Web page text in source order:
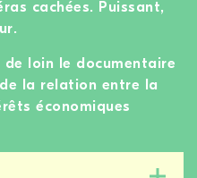
cachées. Puissant,
de loin le documentaire
la relation entre la
économiques